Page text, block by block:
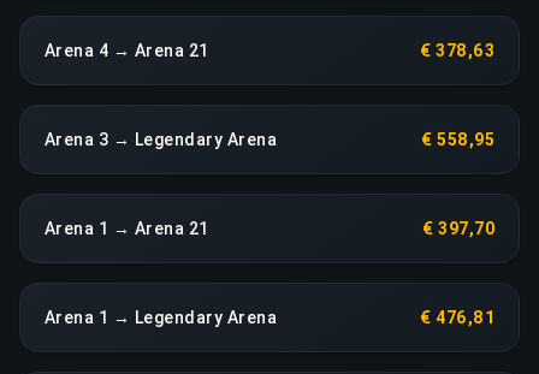
Arena 4 → Arena 21 € 378,63
Arena 3 → Legendary Arena € 558,95
Arena 1 → Arena 21 € 397,70
Arena 1 → Legendary Arena € 476,81